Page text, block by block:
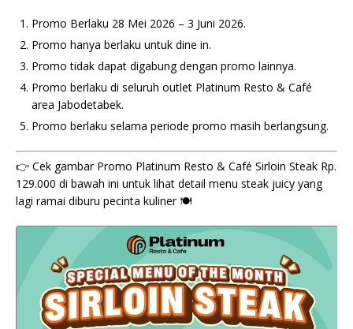
Promo Berlaku 28 Mei 2026 – 3 Juni 2026.
Promo hanya berlaku untuk dine in.
Promo tidak dapat digabung dengan promo lainnya.
Promo berlaku di seluruh outlet Platinum Resto & Café
area Jabodetabek.
Promo berlaku selama periode promo masih berlangsung.
👉 Cek gambar Promo Platinum Resto & Café Sirloin Steak Rp.
129.000 di bawah ini untuk lihat detail menu steak juicy yang
lagi ramai diburu pecinta kuliner 🍽️